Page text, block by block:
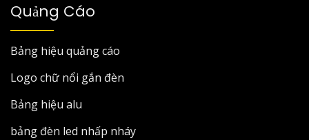
Quảng Cáo
Bảng hiệu quảng cáo
Logo chữ nổi gắn đèn
Bảng hiệu alu
bảng đèn led nhấp nháy